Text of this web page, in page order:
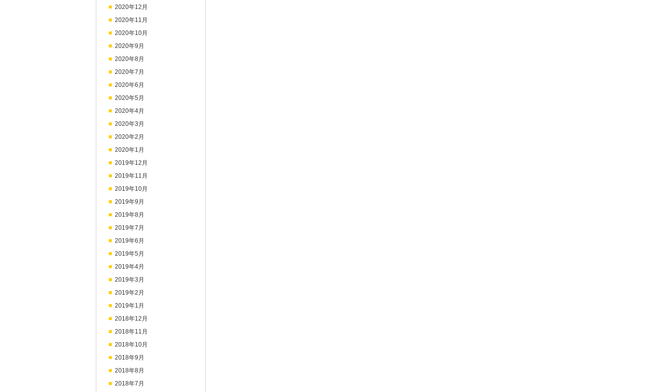
2020年12月
2020年11月
2020年10月
2020年9月
2020年8月
2020年7月
2020年6月
2020年5月
2020年4月
2020年3月
2020年2月
2020年1月
2019年12月
2019年11月
2019年10月
2019年9月
2019年8月
2019年7月
2019年6月
2019年5月
2019年4月
2019年3月
2019年2月
2019年1月
2018年12月
2018年11月
2018年10月
2018年9月
2018年8月
2018年7月